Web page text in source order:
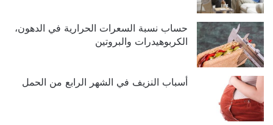
حساب نسبة السعرات الحرارية في الدهون،
الكربوهيدرات والبروتين
أسباب النزيف في الشهر الرابع من الحمل